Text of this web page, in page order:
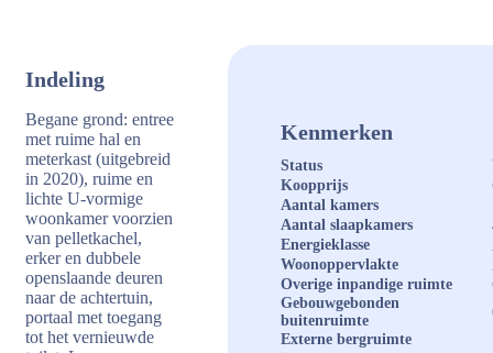
Indeling
Begane grond: entree
met ruime hal en
meterkast (uitgebreid
in 2020), ruime en
lichte U-vormige
woonkamer voorzien
van pelletkachel,
erker en dubbele
openslaande deuren
naar de achtertuin,
portaal met toegang
tot het vernieuwde
Kenmerken
Status
Koopprijs
Aantal kamers
Aantal slaapkamers
Energieklasse
Woonoppervlakte
Overige inpandige ruimte
Gebouwgebonden
buitenruimte
Externe bergruimte